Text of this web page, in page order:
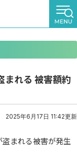
まれる 被害額約
2025年6月17日 11:42更新
まれる被害が発生